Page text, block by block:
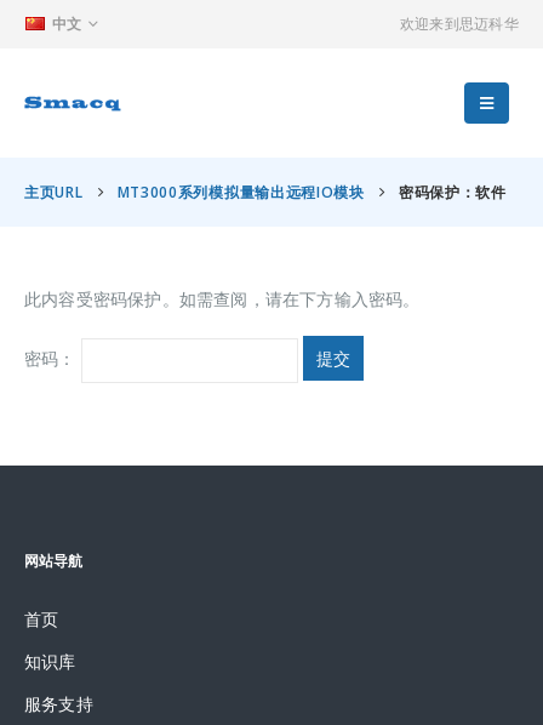
中文 欢迎来到思迈科华
主页URL MT3000系列模拟量输出远程IO模块 密码保护：软件
此内容受密码保护。如需查阅，请在下方输入密码。
密码：
网站导航
首页
知识库
服务支持